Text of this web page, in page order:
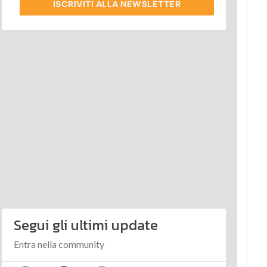
ISCRIVITI ALLA NEWSLETTER
Segui gli ultimi update
Entra nella community